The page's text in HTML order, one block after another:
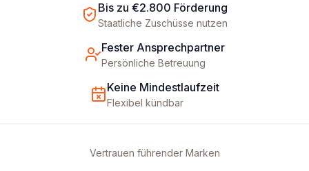
Bis zu €2.800 Förderung
Staatliche Zuschüsse nutzen
Fester Ansprechpartner
Persönliche Betreuung
Keine Mindestlaufzeit
Flexibel kündbar
Vertrauen führender Marken